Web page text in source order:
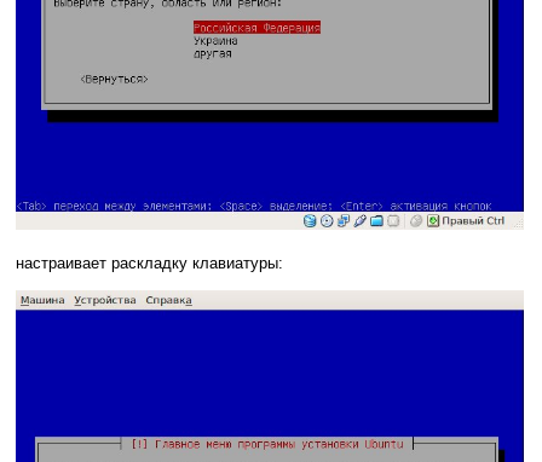
настраивает раскладку клавиатуры: